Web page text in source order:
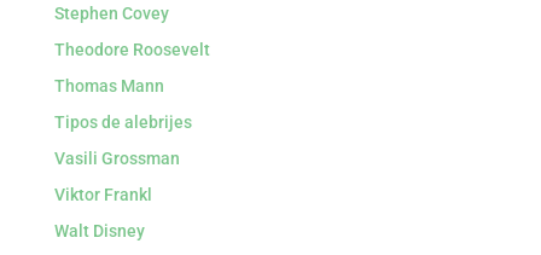
Stephen Covey
Theodore Roosevelt
Thomas Mann
Tipos de alebrijes
Vasili Grossman
Viktor Frankl
Walt Disney